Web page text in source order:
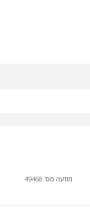
מודעה מס' 49468